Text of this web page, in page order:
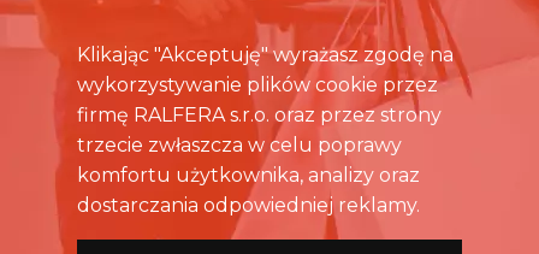
Klikając "Akceptuję" wyrażasz zgodę na
wykorzystywanie plików cookie przez
firmę RALFERA s.r.o. oraz przez strony
trzecie zwłaszcza w celu poprawy
komfortu użytkownika, analizy oraz
dostarczania odpowiedniej reklamy.